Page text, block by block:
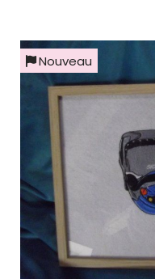
Nouveau